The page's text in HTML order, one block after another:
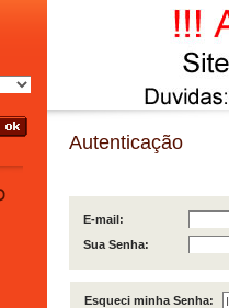
Autenticação
E-mail:
Sua Senha:
Esqueci minha Senha: